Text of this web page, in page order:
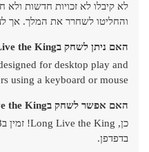
לא קיבלו לא זכויות חדשות ולא
והחליטו לשחרר את המלך. אך
האם ניתן לשחק בLong Live the King! במובייל?
for desktop play and
using a keyboard or mouse.
האם אפשר לשחק בLong Live the King! בחינם?
בדפדפן.